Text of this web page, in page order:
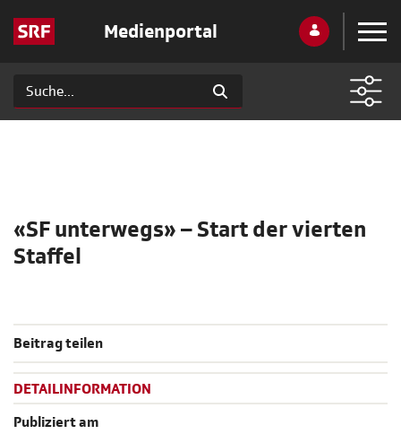
Medienportal
«SF unterwegs» – Start der vierten
Staffel
Beitrag teilen
DETAILINFORMATION
Publiziert am